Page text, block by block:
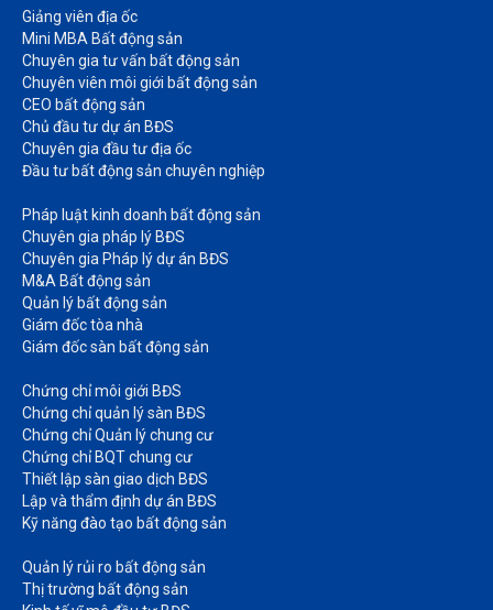
Giảng viên địa ốc
Mini MBA Bất động sản
Chuyên gia tư vấn bất động sản
Chuyên viên môi giới bất động sản​
CEO bất động sản
Chủ đầu tư dự án BĐS
Chuyên gia đầu tư địa ốc​
Đầu tư bất động sản chuyên nghiệp
Pháp luật kinh doanh bất động sản​
Chuyên gia pháp lý BĐS
Chuyên gia Pháp lý dự án BĐS
M&A Bất động sản​
Quản lý bất động sản
Giám đốc tòa nhà​
Giám đốc sàn bất động sản
Chứng chỉ môi giới BĐS​
Chứng chỉ quản lý sàn BĐS
Chứng chỉ Quản lý chung cư​
Chứng chỉ BQT chung cư​
Thiết lập sàn giao dịch BĐS​
Lập và thẩm định dự án BĐS​
Kỹ năng đào tạo bất động sản​
Quản lý rủi ro bất động sản​
Thị trường bất động sản​